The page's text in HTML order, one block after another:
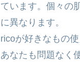
ています。個々の
に異なります。
ricoが好きなもの
あなたも問題なく